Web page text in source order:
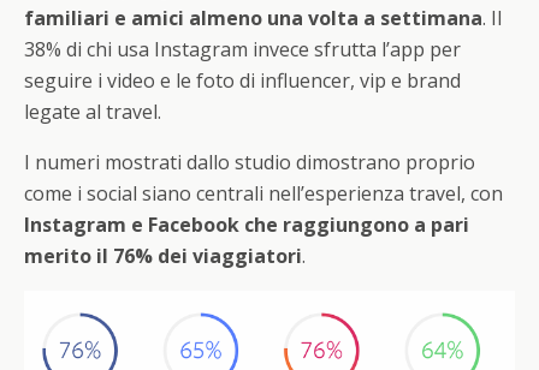
familiari e amici almeno una volta a settimana. Il
38% di chi usa Instagram invece sfrutta l’app per
seguire i video e le foto di influencer, vip e brand
legate al travel.
I numeri mostrati dallo studio dimostrano proprio
come i social siano centrali nell’esperienza travel, con
Instagram e Facebook che raggiungono a pari
merito il 76% dei viaggiatori.